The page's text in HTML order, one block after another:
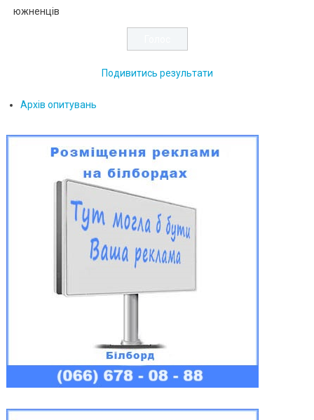
южненців
Подивитись результати
Архів опитувань